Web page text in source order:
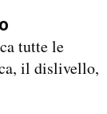
tutte le
il dislivello,